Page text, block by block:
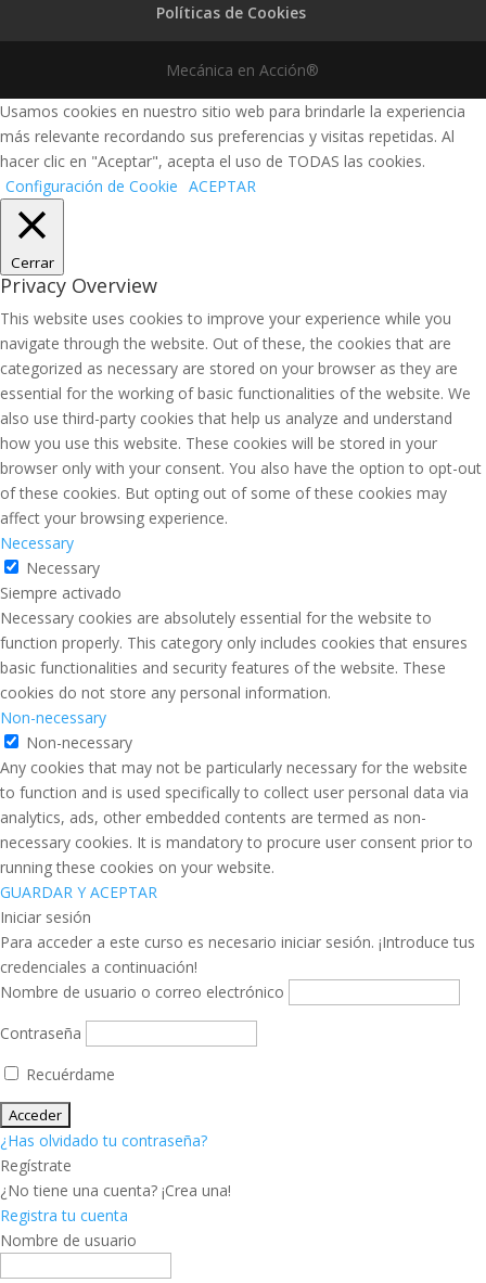
Políticas de Cookies
Mecánica en Acción®
Usamos cookies en nuestro sitio web para brindarle la experiencia
más relevante recordando sus preferencias y visitas repetidas. Al
hacer clic en "Aceptar", acepta el uso de TODAS las cookies.
Configuración de Cookie ACEPTAR
Cerrar
Privacy Overview
This website uses cookies to improve your experience while you
navigate through the website. Out of these, the cookies that are
categorized as necessary are stored on your browser as they are
essential for the working of basic functionalities of the website. We
also use third-party cookies that help us analyze and understand
how you use this website. These cookies will be stored in your
browser only with your consent. You also have the option to opt-out
of these cookies. But opting out of some of these cookies may
affect your browsing experience.
Necessary
Necessary
Siempre activado
Necessary cookies are absolutely essential for the website to
function properly. This category only includes cookies that ensures
basic functionalities and security features of the website. These
cookies do not store any personal information.
Non-necessary
Non-necessary
Any cookies that may not be particularly necessary for the website
to function and is used specifically to collect user personal data via
analytics, ads, other embedded contents are termed as non-
necessary cookies. It is mandatory to procure user consent prior to
running these cookies on your website.
GUARDAR Y ACEPTAR
Iniciar sesión
Para acceder a este curso es necesario iniciar sesión. ¡Introduce tus
credenciales a continuación!
Nombre de usuario o correo electrónico
Contraseña
Recuérdame
¿Has olvidado tu contraseña?
Regístrate
¿No tiene una cuenta? ¡Crea una!
Registra tu cuenta
Nombre de usuario